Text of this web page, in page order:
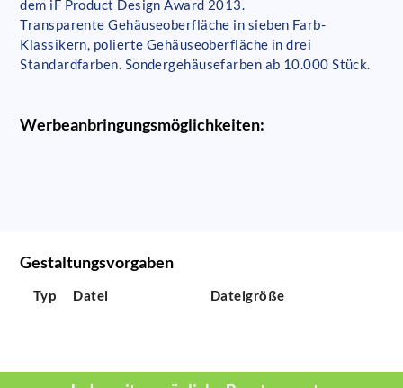
dem iF Product Design Award 2013.
Transparente Gehäuseoberfläche in sieben Farb-
Klassikern, polierte Gehäuseoberfläche in drei
Standardfarben. Sondergehäusefarben ab 10.000 Stück.
Werbeanbringungsmöglichkeiten:
Gestaltungsvorgaben
Typ Datei Dateigröße